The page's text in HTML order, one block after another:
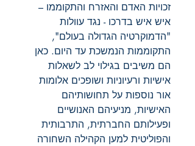
זכויות האדם והאזרח והתקוממו –
איש איש בדרכו - נגד עוולות
"הדמוקרטיה הגדולה בעולם",
התקוממות הנמשכת עד היום. כאן
הם משיבים בגילוי לב לשאלות
אישיות ורעיוניות ושופכים אלומות
אור נוספות על תחושותיהם
האישיות, מניעיהם האנושיים
ופעילותם החברתית, התרבותית
והפוליטית למען הקהילה השחורה